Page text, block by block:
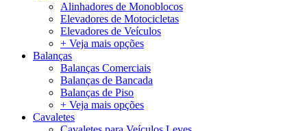
Alinhadores de Monoblocos
Elevadores de Motocicletas
Elevadores de Veículos
+ Veja mais opções
Balanças
Balanças Comerciais
Balanças de Bancada
Balanças de Piso
+ Veja mais opções
Cavaletes